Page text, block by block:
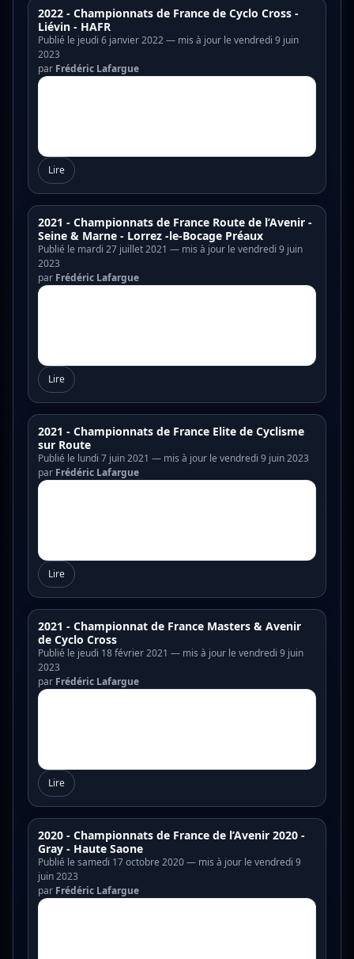
2022 - Championnats de France de Cyclo Cross -
Liévin - HAFR
Publié le jeudi 6 janvier 2022 — mis à jour le vendredi 9 juin
2023
par Frédéric Lafargue
Lire
2021 - Championnats de France Route de l’Avenir -
Seine & Marne - Lorrez -le-Bocage Préaux
Publié le mardi 27 juillet 2021 — mis à jour le vendredi 9 juin
2023
par Frédéric Lafargue
Lire
2021 - Championnats de France Elite de Cyclisme
sur Route
Publié le lundi 7 juin 2021 — mis à jour le vendredi 9 juin 2023
par Frédéric Lafargue
Lire
2021 - Championnat de France Masters & Avenir
de Cyclo Cross
Publié le jeudi 18 février 2021 — mis à jour le vendredi 9 juin
2023
par Frédéric Lafargue
Lire
2020 - Championnats de France de l’Avenir 2020 -
Gray - Haute Saone
Publié le samedi 17 octobre 2020 — mis à jour le vendredi 9
juin 2023
par Frédéric Lafargue